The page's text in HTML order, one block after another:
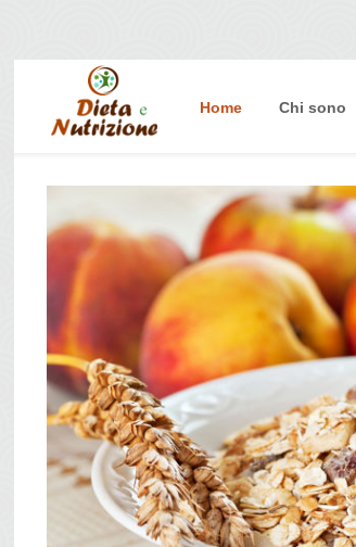
Intolleranze
Terapie Naturali
Home Chi sono